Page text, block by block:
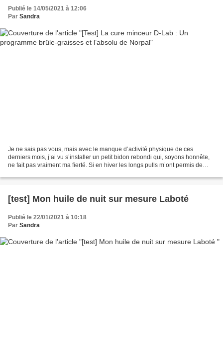
Publié le 14/05/2021 à 12:06
Par Sandra
Je ne sais pas vous, mais avec le manque d’activité physique de ces
derniers mois, j’ai vu s’installer un petit bidon rebondi qui, soyons honnête,
ne fait pas vraiment ma fierté. Si en hiver les longs pulls m’ont permis de
[test] Mon huile de nuit sur mesure Laboté
Publié le 22/01/2021 à 10:18
Par Sandra